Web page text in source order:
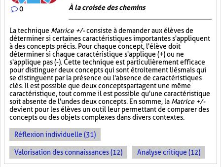
0 À la croisée des chemins
La technique Matrice +/-consiste à demander aux élèves de
déterminer si certaines caractéristiques importantes s'appliquent
à des concepts précis. Pour chaque concept, l'élève doit
déterminer si chaque caractéristique s'applique (+) ou ne
s'applique pas (-). Cette technique est particulièrement efficace
pour distinguer deux concepts qui sont étroitement liés mais qui
se distinguent par la présence ou l'absence de caractéristiques
clés. Il est possible que deux concepts partagent une même
caractéristique, tout comme il est possible qu'une caractéristique
soit absente de l'un des deux concepts. En somme, la Matrice +/-
devient pour les élèves un outil leur permettant de comparer des
concepts ou des objets complexes dans divers contextes.
Réflexion individuelle (31)
Valorisation des connaissances (12) Analyse critique (12)